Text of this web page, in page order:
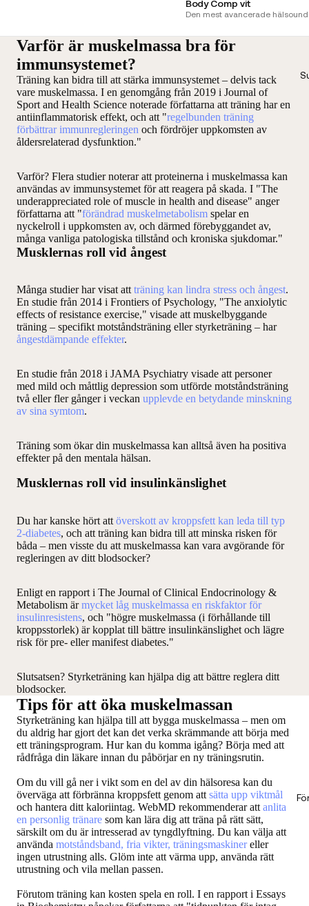
Body Comp vit
Den mest avancerade
Varför är muskelmassa bra för
immunsystemet?
Träning kan bidra till att stärka immunsystemet – delvis tack
vare muskelmassa. I en genomgång från 2019 i Journal of
Sport and Health Science noterade författarna att träning har en
antiinflammatorisk effekt, och att "regelbunden träning
förbättrar immunregleringen och fördröjer uppkomsten av
åldersrelaterad dysfunktion."
Varför? Flera studier noterar att proteinerna i muskelmassa kan
användas av immunsystemet för att reagera på skada. I "The
underappreciated role of muscle in health and disease" anger
författarna att "förändrad muskelmetabolism spelar en
nyckelroll i uppkomsten av, och därmed förebyggandet av,
många vanliga patologiska tillstånd och kroniska sjukdomar."
Musklernas roll vid ångest
Många studier har visat attträning kan lindra stress och ångest.
En studie från 2014 i Frontiers of Psychology, "The anxiolytic
effects of resistance exercise," visade att muskelbyggande
träning – specifikt motståndsträning eller styrketräning – har
ångestdämpande effekter.
En studie från 2018 i JAMA Psychiatry visade att personer
med mild och måttlig depression som utförde motståndsträning
två eller fler gånger i veckan upplevde en betydande minskning
av sina symtom.
Träning som ökar din muskelmassa kan alltså även ha positiva
effekter på den mentala hälsan.
Musklernas roll vid insulinkänslighet
Du har kanske hört att överskott av kroppsfett kan leda till typ
2-diabetes, och att träning kan bidra till att minska risken för
båda – men visste du att muskelmassa kan vara avgörande för
regleringen av ditt blodsocker?
Enligt en rapport i The Journal of Clinical Endocrinology &
Metabolism ärmycket låg muskelmassa en riskfaktor för
insulinresistens, och "högre muskelmassa (i förhållande till
kroppsstorlek) är kopplat till bättre insulinkänslighet och lägre
risk för pre- eller manifest diabetes."
Slutsatsen? Styrketräning kan hjälpa dig att bättre reglera ditt
blodsocker.
Tips för att öka muskelmassan
Styrketräning kan hjälpa till att bygga muskelmassa – men om
du aldrig har gjort det kan det verka skrämmande att börja med
ett träningsprogram. Hur kan du komma igång? Börja med att
rådfråga din läkare innan du påbörjar en ny träningsrutin.
Om du vill gå ner i vikt som en del av din hälsoresa kan du
överväga att förbränna kroppsfett genom att sätta upp viktmål
och hantera ditt kaloriintag. WebMD rekommenderar att anlita
en personlig tränare som kan lära dig att träna på rätt sätt,
särskilt om du är intresserad av tyngdlyftning. Du kan välja att
använda motståndsband, fria vikter, träningsmaskinereller
ingen utrustning alls. Glöm inte att värma upp, använda rätt
utrustning och vila mellan passen.
Förutom träning kan kosten spela en roll. I en rapport i Essays